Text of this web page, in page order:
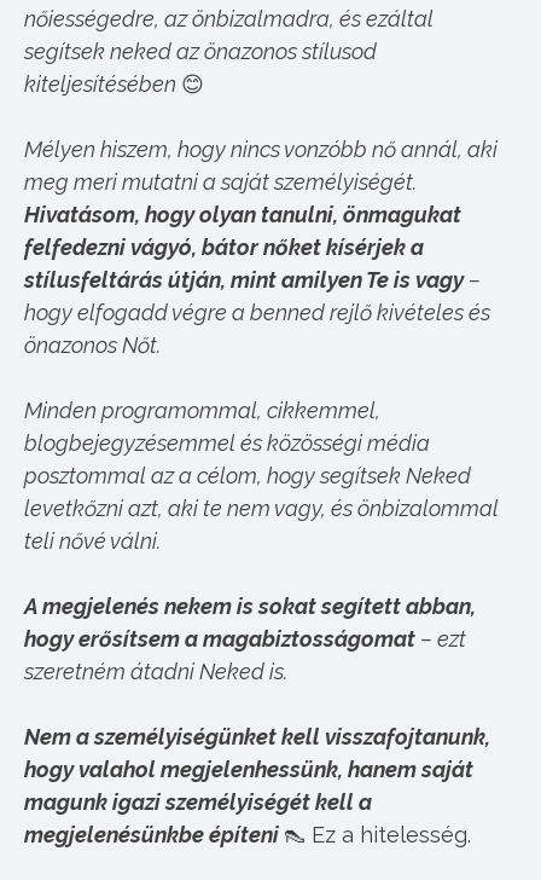
nőiességedre, az önbizalmadra, és ezáltal
segítsek neked az önazonos stílusod
kiteljesítésében 😊
Mélyen hiszem, hogy nincs vonzóbb nő annál, aki
meg meri mutatni a saját személyiségét.
Hivatásom, hogy olyan tanulni, önmagukat
felfedezni vágyó, bátor nőket kísérjek a
stílusfeltárás útján, mint amilyen Te is vagy–
hogy elfogadd végre a benned rejlő kivételes és
önazonos Nőt.
Minden programommal, cikkemmel,
blogbejegyzésemmel és közösségi média
posztommal az a célom, hogy segítsek Neked
levetkőzni azt, aki te nem vagy, és önbizalommal
teli nővé válni.
A megjelenés nekem is sokat segített abban,
hogy erősítsem a magabiztosságomat – ezt
szeretném átadni Neked is.
Nem a személyiségünket kell visszafojtanunk,
hogy valahol megjelenhessünk, hanem saját
magunk igazi személyiségét kell a
megjelenésünkbe építeni 👠 Ez a hitelesség.